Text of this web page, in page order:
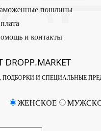
пошлины
и контакты
ПОДБОРКИ И СПЕЦИАЛЬНЫЕ
ЖЕНСКОЕ